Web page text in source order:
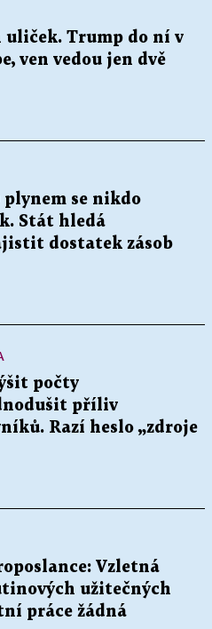
uliček. Trump do ní v
ven vedou jen dvě
se nikdo
Stát hledá
dostatek zásob
počty
příliv
Razí heslo „zdroje
Vzletná
užitečných
práce žádná